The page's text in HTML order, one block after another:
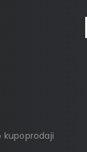
kupoprodaji